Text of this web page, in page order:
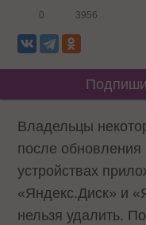
0 3956
Владельцы
после обновления
устройствах
«Яндекс.Диск» и
нельзя удалить.